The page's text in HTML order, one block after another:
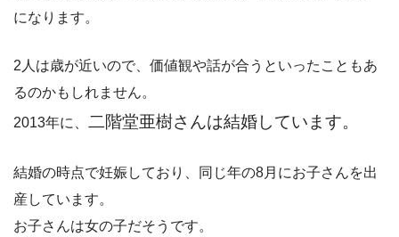
になります。
2人は歳が近いので、価値観や話が合うといったこともあ
るのかもしれません。
2013年に、 二階堂亜樹さんは結婚しています。
結婚の時点で妊娠しており、同じ年の8月にお子さんを出
産しています。
お子さんは女の子だそうです。